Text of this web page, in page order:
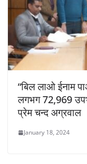
“बिल लाओ ईनाम
लगभग 72,969
प्रेम चन्द अग्रवाल
January 18, 2024